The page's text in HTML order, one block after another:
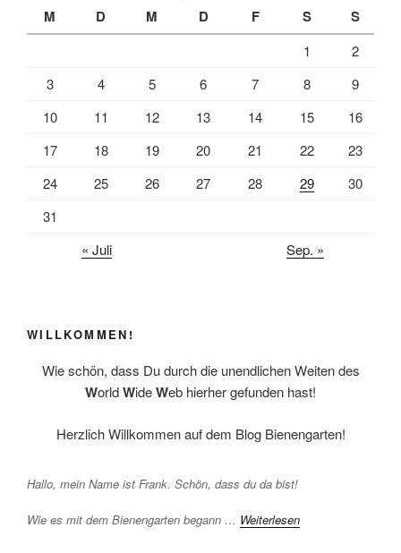
M D M D F S S
1
2
3
4 5 6 7 8
9
10
11 12 13 14 15
16
17
18 19 20 21 22
23
24
25 26 27 28 29
30
31
« Juli
Sep. »
WILLKOMMEN!
Wie schön, dass Du durch die unendlichen Weiten des
WorldWideWeb hierher gefunden hast!
Herzlich Willkommen auf dem Blog Bienengarten!
Hallo, mein Name ist Frank. Schön, dass du da bist!
Wie es mit dem Bienengarten begann … Weiterlesen